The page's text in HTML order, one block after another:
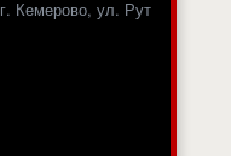
г. Кемерово, ул. Рут